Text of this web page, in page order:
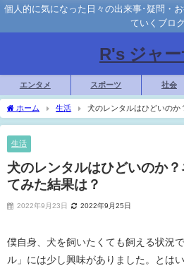
個人的に気になった日々の出来事･疑問・
ていくブロ
R's ジャ
エンタメ スポーツ 社会
ホーム 生活
犬のレンタルはひどいのか
は？
生活
犬のレンタルはひどいのか
てみた結果は？
2022年9月23日 2022年9月25日
僕自身、犬を飼いたくても飼える状況
ル」には少し興味がありました。とは